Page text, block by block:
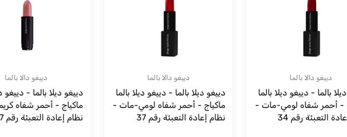
دييغو دالا بالما
بالما - دييغو ديلا بالما
- أحمر شفاه لومي-مات -
التعبئة رقم 34
دييغو دالا بالما
دييغو ديلا بالما - دييغو ديلا بالما
ماكياج - أحمر شفاه لومي-مات -
نظام إعادة التعبئة رقم 37
دييغو دالا بالما
دييغو ديلا بالما - دييغو
ماكياج - أحمر شفاه
نظام إعادة التعبئة رقم 17